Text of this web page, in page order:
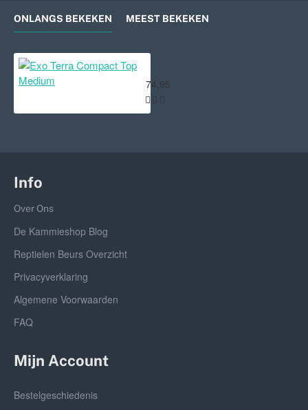
ONLANGS BEKEKEN MEEST BEKEKEN
74,95
Info
Over Ons
De Kammieshop Blog
Reptielen Beurs Overzicht
Privacyverklaring
Algemene Voorwaarden
FAQ
Mijn Account
Bestelgeschiedenis